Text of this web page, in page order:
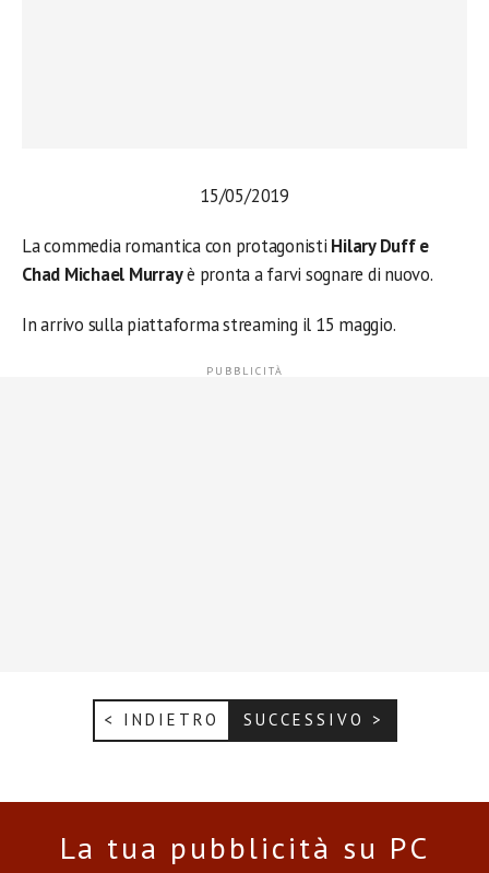
15/05/2019
La commedia romantica con protagonisti Hilary Duff e
Chad Michael Murrayè pronta a farvi sognare di nuovo.
In arrivo sulla piattaforma streaming il 15 maggio.
< INDIETRO SUCCESSIVO >
La tua pubblicità su PC